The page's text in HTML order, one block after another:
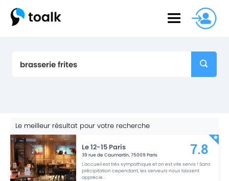
Le meilleur résultat pour votre recherche
Le 12-15 Paris
39 rue de Caumartin,75009 Paris
L'accueil est très sympathique et on est vite servis ! Sans
précipitation cependant, les serveurs nous laissent
apprécie...
7.8